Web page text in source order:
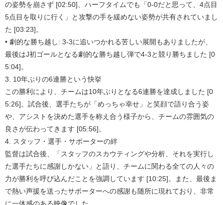
の姿勢を崩さず [02:50]、ハーフタイムでも「0-0だと思って、4点目
5点目を取りに行く」と攻撃の手を緩めない姿勢が共有されていまし
た [03:23]。
• 劇的な勝ち越し: 3-3に追いつかれる苦しい展開もありましたが、
最後はJ初ゴールとなる劇的な勝ち越し弾で4-3と競り勝ちました [0
5:04]。
3. 10年ぶりの6連勝という快挙
この勝利により、チームは10年ぶりとなる6連勝を達成しました [0
5:26]。試合後、選手たちが「めっちゃ幸せ」と笑顔で語り合う姿
や、アシストを決めた選手を称え合う様子から、チームの雰囲気の
良さが伝わってきます [05:56]。
4. スタッフ・選手・サポーターの絆
監督は試合後、「スタッフのスカウティングや分析、それを実行し
た選手たちに感謝しかない」と語り、チームに関わる全ての人々の
力が勝利を呼び込んだことを強調しています [10:25]。また、最後ま
で熱い声援を送ったサポーターへの感謝も随所に現れており、非常